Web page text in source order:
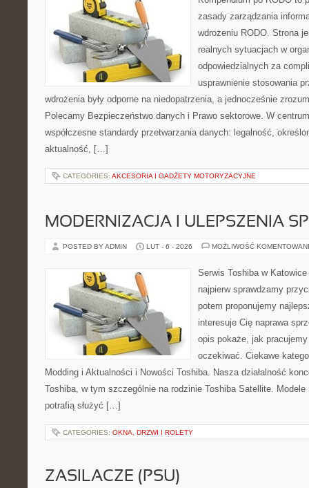
zasady zarządzania
wdrożeniu RODO. Strona
realnych sytuacjach w
odpowiedzialnych za
usprawnienie stosowania
wdrożenia były odporne na niedopatrzenia, a jednocześnie
Polecamy Bezpieczeństwo danych i Prawo sektorowe. W
współczesne standardy przetwarzania danych: legalność,
aktualność, […]
CATEGORIES: AKCESORIA I GADŻETY MOTORYZACYJNE
MODERNIZACJA I ULEPSZENIA
POSTED BY ADMIN LUT - 6 - 2026 MOŻLIWOŚĆ
Serwis Toshiba w
najpierw sprawdzamy
potem proponujemy
interesuje Cię naprawa
opis pokaże, jak
oczekiwać. Ciekawe
Modding i Aktualności i Nowości Toshiba. Nasza działalność
Toshiba, w tym szczególnie na rodzinie Toshiba Satellite.
potrafią służyć […]
CATEGORIES: OKNA, DRZWI I ROLETY
ZASILACZE (PSU)